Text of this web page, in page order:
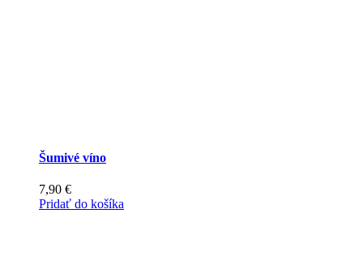
Šumivé víno
7,90 €
Pridať do košíka